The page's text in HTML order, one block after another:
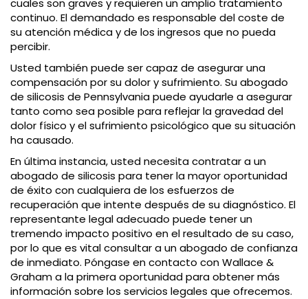
cuales son graves y requieren un amplio tratamiento
continuo. El demandado es responsable del coste de
su atención médica y de los ingresos que no pueda
percibir.
Usted también puede ser capaz de asegurar una
compensación por su dolor y sufrimiento. Su abogado
de silicosis de Pennsylvania puede ayudarle a asegurar
tanto como sea posible para reflejar la gravedad del
dolor físico y el sufrimiento psicológico que su situación
ha causado.
En última instancia, usted necesita contratar a un
abogado de silicosis para tener la mayor oportunidad
de éxito con cualquiera de los esfuerzos de
recuperación que intente después de su diagnóstico. El
representante legal adecuado puede tener un
tremendo impacto positivo en el resultado de su caso,
por lo que es vital consultar a un abogado de confianza
de inmediato. Póngase en contacto con Wallace &
Graham a la primera oportunidad para obtener más
información sobre los servicios legales que ofrecemos.